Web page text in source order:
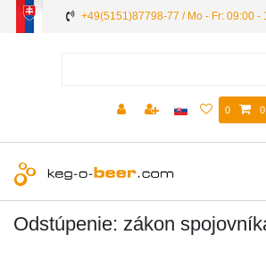
+49(5151)87798-77 / Mo - Fr: 09:00 -
0
Odstúpenie: zákon